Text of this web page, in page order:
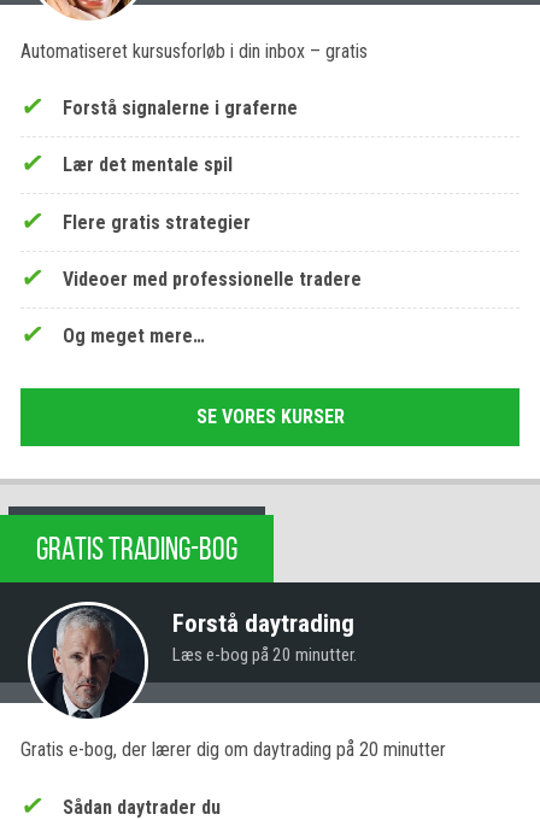
Automatiseret kursusforløb i din inbox – gratis
Forstå signalerne i graferne
Lær det mentale spil
Flere gratis strategier
Videoer med professionelle tradere
Og meget mere…
SE VORES KURSER
GRATIS TRADING-BOG
Forstå daytrading
Læs e-bog på 20 minutter.
Gratis e-bog, der lærer dig om daytrading på 20 minutter
Sådan daytrader du